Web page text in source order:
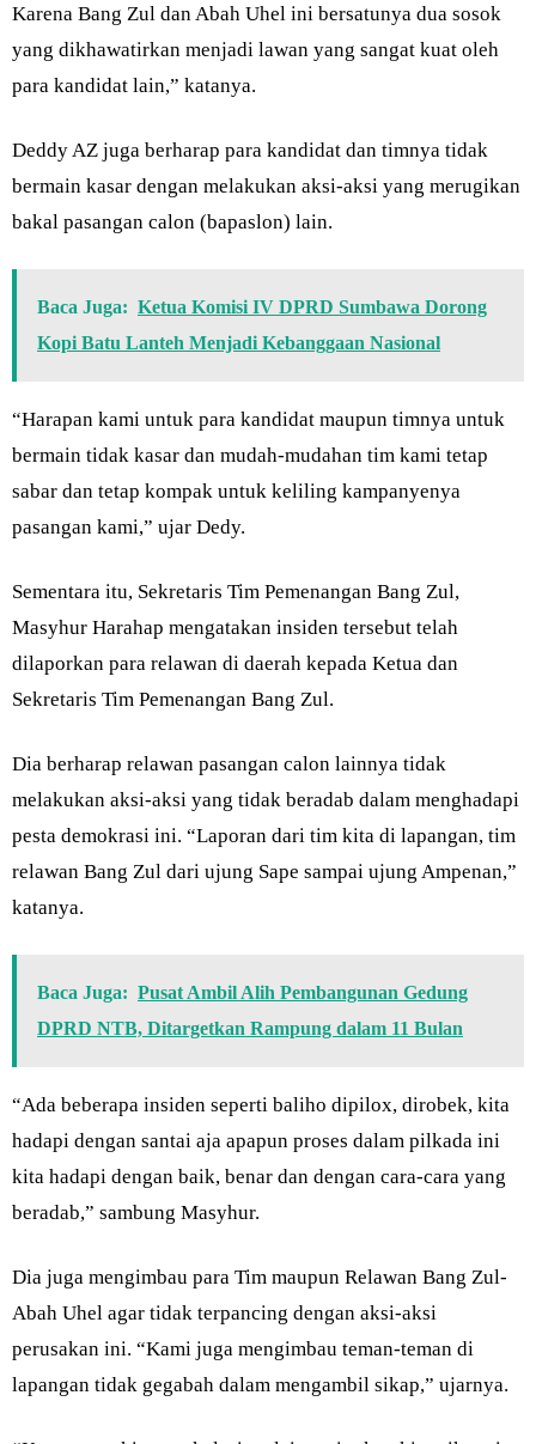
Karena Bang Zul dan Abah Uhel ini bersatunya dua sosok
yang dikhawatirkan menjadi lawan yang sangat kuat oleh
para kandidat lain,” katanya.
Deddy AZ juga berharap para kandidat dan timnya tidak
bermain kasar dengan melakukan aksi-aksi yang merugikan
bakal pasangan calon (bapaslon) lain.
Baca Juga: Ketua Komisi IV DPRD Sumbawa Dorong
Kopi Batu Lanteh Menjadi Kebanggaan Nasional
“Harapan kami untuk para kandidat maupun timnya untuk
bermain tidak kasar dan mudah-mudahan tim kami tetap
sabar dan tetap kompak untuk keliling kampanyenya
pasangan kami,” ujar Dedy.
Sementara itu, Sekretaris Tim Pemenangan Bang Zul,
Masyhur Harahap mengatakan insiden tersebut telah
dilaporkan para relawan di daerah kepada Ketua dan
Sekretaris Tim Pemenangan Bang Zul.
Dia berharap relawan pasangan calon lainnya tidak
melakukan aksi-aksi yang tidak beradab dalam menghadapi
pesta demokrasi ini. “Laporan dari tim kita di lapangan, tim
relawan Bang Zul dari ujung Sape sampai ujung Ampenan,”
katanya.
Baca Juga: Pusat Ambil Alih Pembangunan Gedung
DPRD NTB, Ditargetkan Rampung dalam 11 Bulan
“Ada beberapa insiden seperti baliho dipilox, dirobek, kita
hadapi dengan santai aja apapun proses dalam pilkada ini
kita hadapi dengan baik, benar dan dengan cara-cara yang
beradab,” sambung Masyhur.
Dia juga mengimbau para Tim maupun Relawan Bang Zul-
Abah Uhel agar tidak terpancing dengan aksi-aksi
perusakan ini. “Kami juga mengimbau teman-teman di
lapangan tidak gegabah dalam mengambil sikap,” ujarnya.